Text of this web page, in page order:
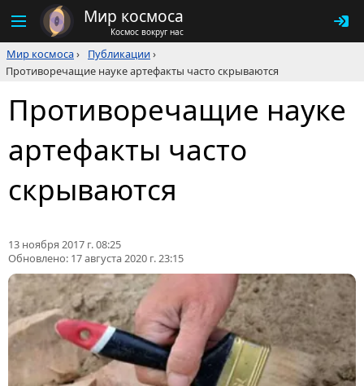
Мир космоса
Космос вокруг нас
Мир космоса› Публикации›
Противоречащие науке артефакты часто скрываются‍
Противоречащие науке
артефакты часто
скрываются‍
13 ноября 2017 г. 08:25
Обновлено: 17 августа 2020 г. 23:15